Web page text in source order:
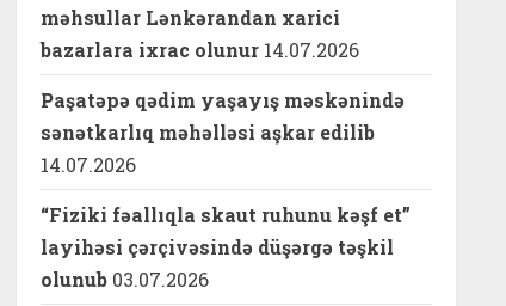
məhsullar Lənkərandan xarici
bazarlara ixrac olunur 14.07.2026
Paşatəpə qədim yaşayış məskənində
sənətkarlıq məhəlləsi aşkar edilib
14.07.2026
“Fiziki fəallıqla skaut ruhunu kəşf et”
layihəsi çərçivəsində düşərgə təşkil
olunub 03.07.2026